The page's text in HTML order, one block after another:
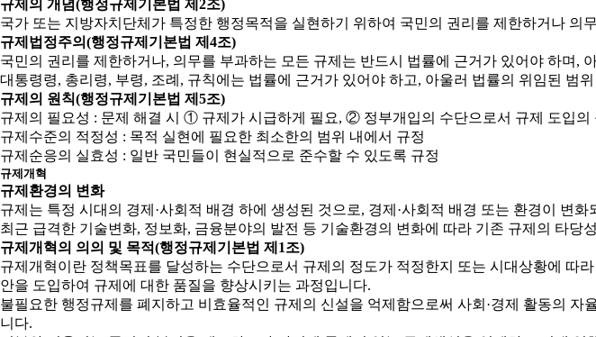
규제의 개념(행정규제기본법 제2조)
국가 또는 지방자치단체가 특정한 행정목적을 실현하기 위하여 국민의 권리를 제한하거나 의
규제법정주의(행정규제기본법 제4조)
국민의 권리를 제한하거나, 의무를 부과하는 모든 규제는 반드시 법률에 근거가 있어야 하며,
대통령령, 총리령, 부령, 조례, 규칙에는 법률에 근거가 있어야 하고, 아울러 법률의 위임된 범
규제의 원칙(행정규제기본법 제5조)
규제의 필요성 : 문제 해결 시 ① 규제가 시급하게 필요, ② 정부개입의 수단으로서 규제 도입의
규제수준의 적정성 : 목적 실현에 필요한 최소한의 범위 내에서 규정
규제순응의 실효성 : 일반 국민들이 현실적으로 준수할 수 있도록 규정
규제개혁
규제환경의 변화
규제는 특정 시대의 경제·사회적 배경 하에 생성된 것으로, 경제·사회적 배경 또는 환경이 변
최근 급격한 기술변화, 정보화, 금융분야의 발전 등 기술환경의 변화에 따라 기존 규제의 타당
규제개혁의 의의 및 목적(행정규제기본법 제1조)
규제개혁이란 정책목표를 달성하는 수단으로서 규제의 정도가 적정한지 또는 시대상황에 따
안을 도입하여 규제에 대한 품질을 향상시키는 과정입니다.
불필요한 행정규제를 폐지하고 비효율적인 규제의 신설을 억제함으로써 사회·경제 활동의
니다.